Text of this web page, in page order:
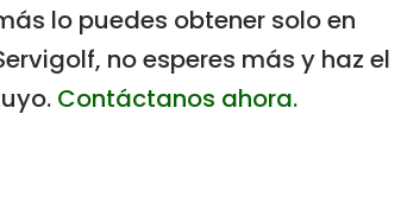
lo puedes obtener solo en
no esperes más y haz el
Contáctanos ahora.